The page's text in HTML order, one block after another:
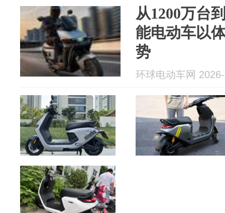
从1200万台
能电动车以
势
环球电动车网